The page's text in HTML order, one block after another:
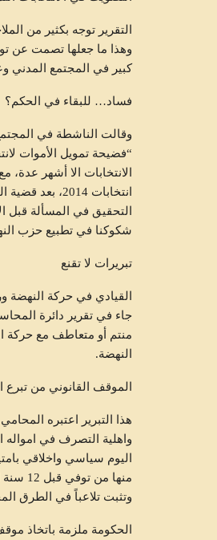
التقرير توجه بكثير من
وهذا ما جعلها تصمت عن
كبير في المجتمع المدني
فساد… للبقاء في الحكم؟
وقالت الناشطة في
“فضيحة تمويل الأموات
الانتخابات الا أشهر
انتخابات
التحقيق في المسألة قبل
شكوكنا في تطبيع حزب
تبريرات لا تقنع
القيادي في حركة
منتم أو متعاطف مع حركة
النهضة.
الموقف القانوني من تبرع
هذا التبرير اعتبره
واهلية التصرف في امواله
اليوم سياسي واخلاقي
منها
وتثبت تلاعباً في الطرق
الحكومة ملزمة باتخاذ